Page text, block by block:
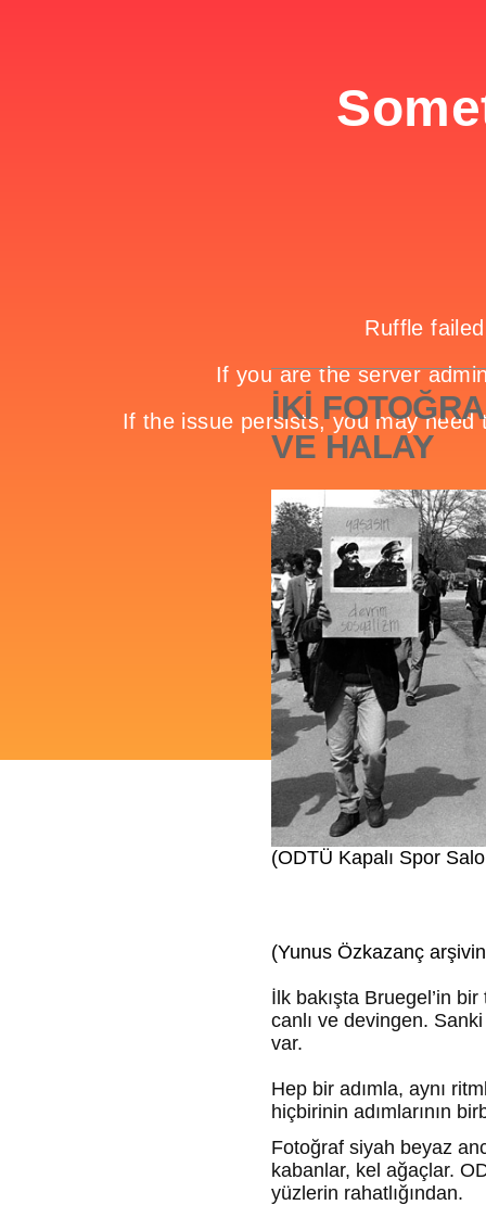
İKİ
VE HALAY
(ODTÜ Kapalı Spor
(Yunus Özkazanç
İlk bakışta Bruegel’in
canlı ve devingen.
var.
Hep bir adımla, aynı
hiçbirinin adımlarının
Fotoğraf siyah beyaz
kabanlar, kel ağaçlar.
yüzlerin rahatlığından.